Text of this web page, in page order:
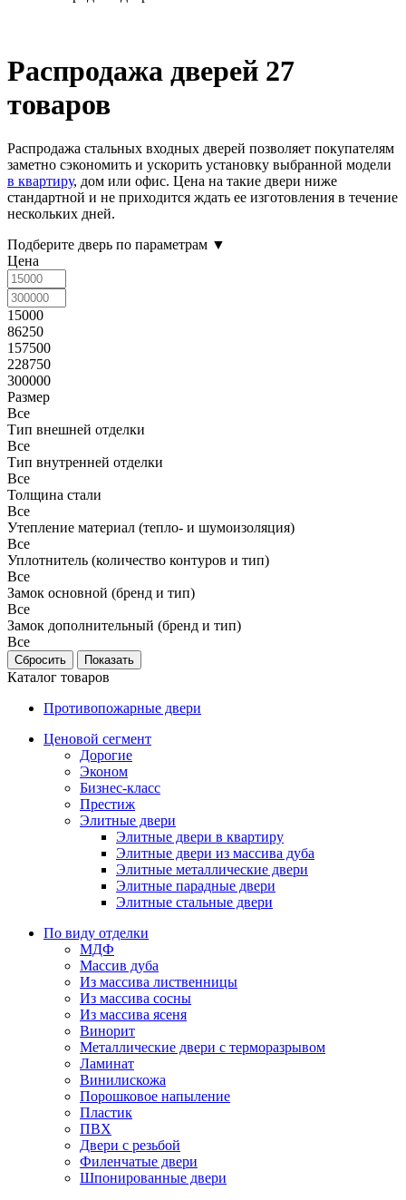
Распродажа дверей 27
товаров
Распродажа стальных входных дверей позволяет покупателям
заметно сэкономить и ускорить установку выбранной модели
в квартиру, дом или офис. Цена на такие двери ниже
стандартной и не приходится ждать ее изготовления в течение
нескольких дней.
Подберите дверь по параметрам ▼
Цена
15000
86250
157500
228750
300000
Размер
Все
Тип внешней отделки
Все
Тип внутренней отделки
Все
Толщина стали
Все
Утепление материал (тепло- и шумоизоляция)
Все
Уплотнитель (количество контуров и тип)
Все
Замок основной (бренд и тип)
Все
Замок дополнительный (бренд и тип)
Все
Каталог товаров
Противопожарные двери
Ценовой сегмент
Дорогие
Эконом
Бизнес-класс
Престиж
Элитные двери
Элитные двери в квартиру
Элитные двери из массива дуба
Элитные металлические двери
Элитные парадные двери
Элитные стальные двери
По виду отделки
МДФ
Массив дуба
Из массива лиственницы
Из массива сосны
Из массива ясеня
Винорит
Металлические двери с терморазрывом
Ламинат
Винилискожа
Порошковое напыление
Пластик
ПВХ
Двери с резьбой
Филенчатые двери
Шпонированные двери